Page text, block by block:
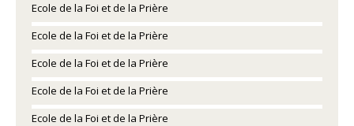
Ecole de la Foi et de la Prière
Ecole de la Foi et de la Prière
Ecole de la Foi et de la Prière
Ecole de la Foi et de la Prière
Ecole de la Foi et de la Prière